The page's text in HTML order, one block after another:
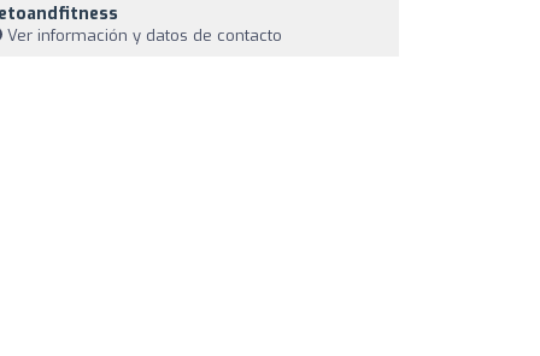
Ver información y datos de contacto